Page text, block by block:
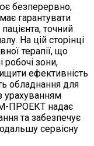
безперервно,
гарантувати
точний
На цій сторінці
терапії, що
робочі зони,
ефективність
обладнання для
урахуванням
ПРОЕКТ надає
та забезпечує
сервісну